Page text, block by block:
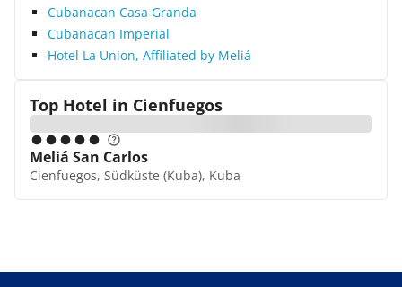
Cubanacan Casa Granda
Cubanacan Imperial
Hotel La Union, Affiliated by Meliá
Top Hotel in Cienfuegos
Meliá San Carlos
Cienfuegos, Südküste (Kuba), Kuba